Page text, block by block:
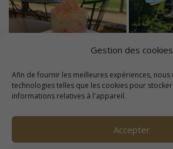
Gestion des cookies
Afin de fournir les meilleures expériences, nous
technologies telles que les cookies pour
informations relatives à l'appareil.
Accepter